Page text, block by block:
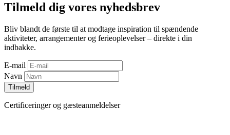
Tilmeld dig vores nyhedsbrev
Bliv blandt de første til at modtage inspiration til spændende
aktiviteter, arrangementer og ferieoplevelser – direkte i din
indbakke.
E-mail
Navn
Tilmeld
Certificeringer og gæsteanmeldelser